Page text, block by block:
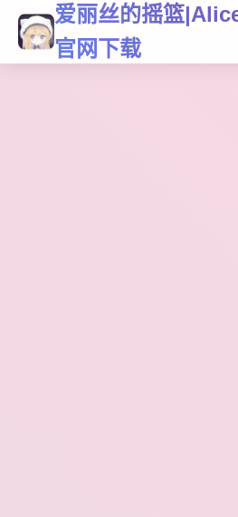
爱丽丝的摇篮
官网下载